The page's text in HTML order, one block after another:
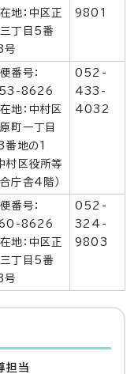
地：中区正
丁目5番
号
9801
番号：
8626
地：中村区
町一丁目
番地の1
村区役所等
庁舎4階）
052-
433-
4032
番号：
8626
地：中区正
丁目5番
号
052-
324-
9803
担当